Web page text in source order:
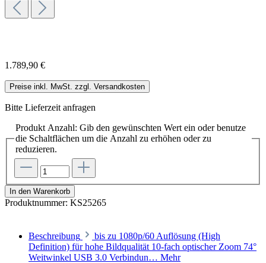
1.789,90 €
Preise inkl. MwSt. zzgl. Versandkosten
Bitte Lieferzeit anfragen
Produkt Anzahl: Gib den gewünschten Wert ein oder benutze
die Schaltflächen um die Anzahl zu erhöhen oder zu
reduzieren.
In den Warenkorb
Produktnummer: KS25265
Beschreibung
bis zu 1080p/60 Auflösung (High
Definition) für hohe Bildqualität 10-fach optischer Zoom 74°
Weitwinkel USB 3.0 Verbindun… Mehr